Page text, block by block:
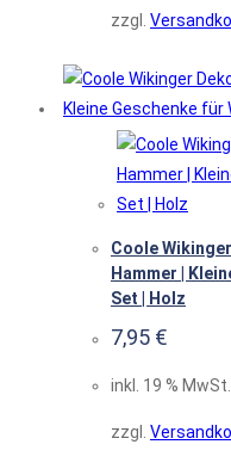
zzgl.
Coole
Hammer |
Set | Holz
7,95 €
inkl. 19 % MwSt.
zzgl.